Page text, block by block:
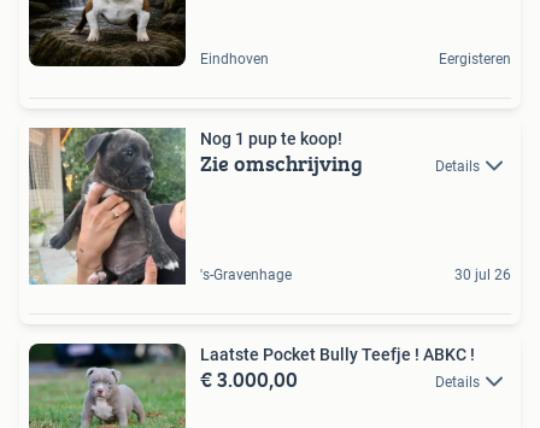
Eindhoven Eergisteren
Nog 1 pup te koop!
Zie omschrijving Details
's-Gravenhage 30 jul 26
Laatste Pocket Bully Teefje ! ABKC !
€ 3.000,00 Details